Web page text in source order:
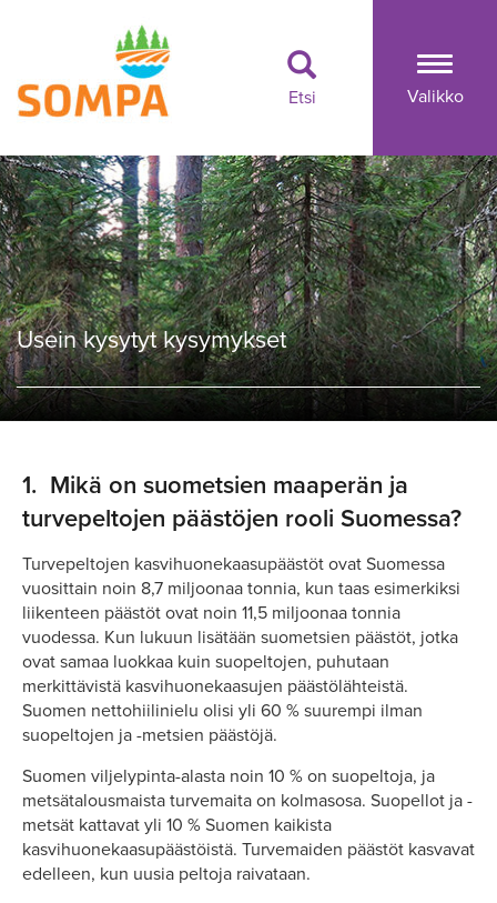
Etsi Valikko
Usein kysytyt kysymykset
1. Mikä on suometsien maaperän ja
turvepeltojen päästöjen rooli Suomessa?
Turvepeltojen kasvihuonekaasupäästöt ovat Suomessa
vuosittain noin 8,7 miljoonaa tonnia, kun taas esimerkiksi
liikenteen päästöt ovat noin 11,5 miljoonaa tonnia
vuodessa. Kun lukuun lisätään suometsien päästöt, jotka
ovat samaa luokkaa kuin suopeltojen, puhutaan
merkittävistä kasvihuonekaasujen päästölähteistä.
Suomen nettohiilinielu olisi yli 60 % suurempi ilman
suopeltojen ja -metsien päästöjä.
Suomen viljelypinta-alasta noin 10 % on suopeltoja, ja
metsätalousmaista turvemaita on kolmasosa. Suopellot ja -
metsät kattavat yli 10 % Suomen kaikista
kasvihuonekaasupäästöistä. Turvemaiden päästöt kasvavat
edelleen, kun uusia peltoja raivataan.